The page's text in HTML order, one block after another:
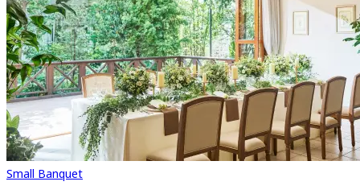
Small Banquet